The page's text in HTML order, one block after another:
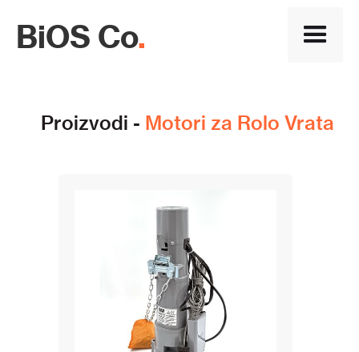
BiOS Co.
Proizvodi - Motori za Rolo Vrata